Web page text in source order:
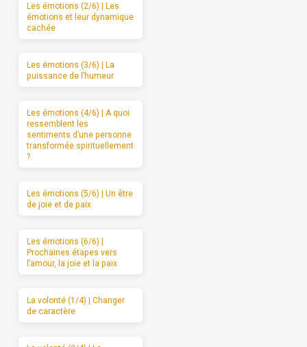
Les émotions (2/6) | Les
émotions et leur dynamique
cachée
Les émotions (3/6) | La
puissance de l’humeur
Les émotions (4/6) | A quoi
ressemblent les
sentiments d’une personne
transformée spirituellement
?
Les émotions (5/6) | Un être
de joie et de paix
Les émotions (6/6) |
Prochaines étapes vers
l’amour, la joie et la paix
La volonté (1/4) | Changer
de caractère